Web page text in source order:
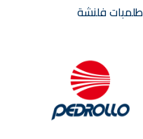
طلمبات فلنشة